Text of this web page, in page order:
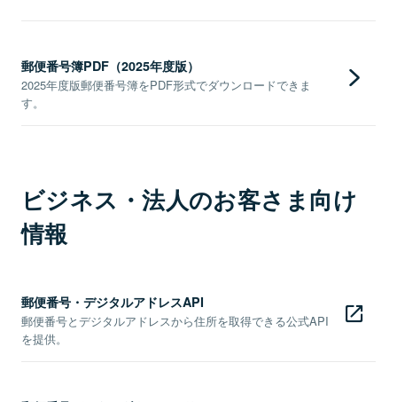
郵便番号簿PDF（2025年度版）
2025年度版郵便番号簿をPDF形式でダウンロードできま
す。
ビジネス・法人のお客さま向け
情報
郵便番号・デジタルアドレスAPI
郵便番号とデジタルアドレスから住所を取得できる公式API
を提供。